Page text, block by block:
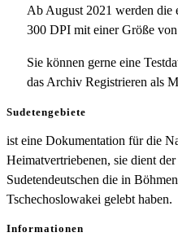
Ab August 2021 werden die
300 DPI mit einer Größe
Sie können gerne eine
das Archiv Registrieren als
Sudetengebiete
ist eine Dokumentation für die
Heimatvertriebenen, sie dient
Sudetendeutschen die in
Tschechoslowakei gelebt haben.
Informationen